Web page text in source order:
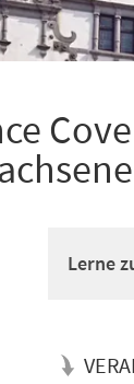
Lerne